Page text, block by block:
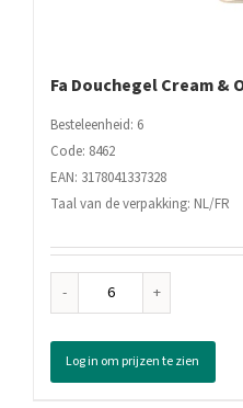
Fa Douchegel Cream &
Besteleenheid: 6
Code: 8462
EAN: 3178041337328
Taal van de verpakking: NL/FR
Fa
Cream
&
Oil
Log in om prijzen te zien